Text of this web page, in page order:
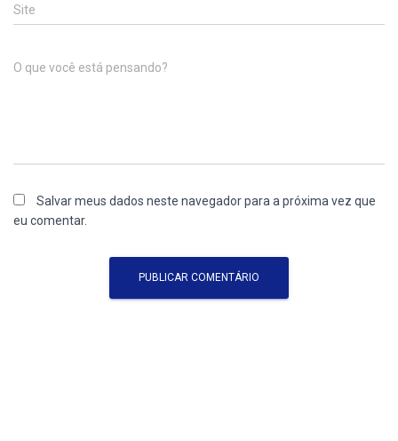
Site
O que você está pensando?
Salvar meus dados neste navegador para a próxima vez que
eu comentar.